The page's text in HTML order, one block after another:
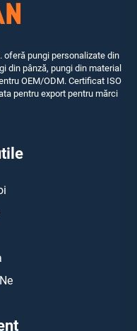
oferă pungi personalizate din
din pânză, pungi din material
OEM/ODM. Certificat ISO
pentru export pentru mărci